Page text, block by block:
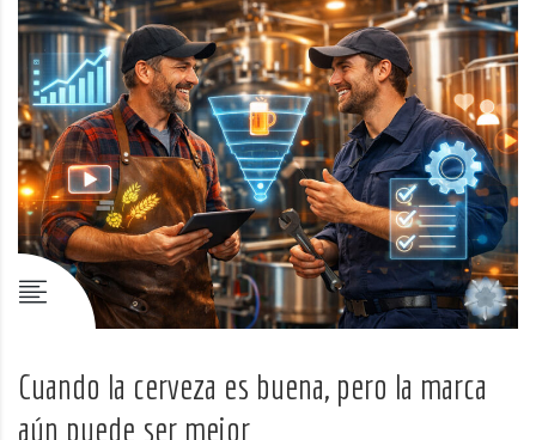
Cuando la cerveza es buena, pero la marca
aún puede ser mejor